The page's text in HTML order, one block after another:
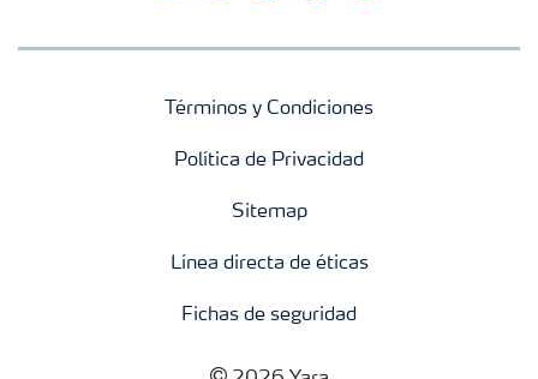
Términos y Condiciones
Política de Privacidad
Sitemap
Línea directa de éticas
Fichas de seguridad